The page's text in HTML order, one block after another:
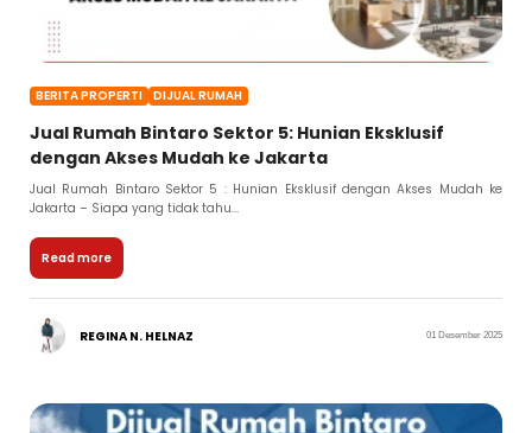
BERITA PROPERTI DIJUAL RUMAH
Jual Rumah Bintaro Sektor 5: Hunian Eksklusif
dengan Akses Mudah ke Jakarta
Jual Rumah Bintaro Sektor 5 : Hunian Eksklusif dengan Akses Mudah ke
Jakarta – Siapa yang tidak tahu...
Read more
REGINA N. HELNAZ 01 Desember 2025